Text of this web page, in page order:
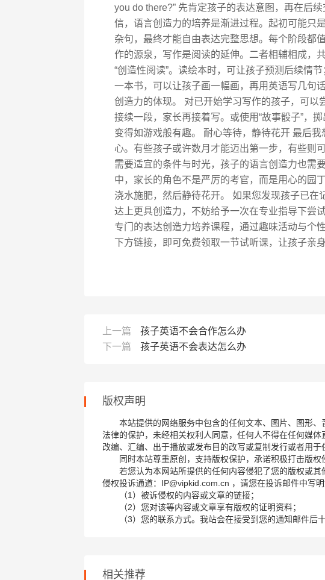
you do there?” 先肯定孩子的表达意图，再在后
信，语言创造力的培养是渐进过程。起初可能只
杂句，最终才能自由表达完整思想。每个阶段都
作的源泉，写作是阅读的延伸。二者相辅相成，
“创造性阅读”。读绘本时，可让孩子预测后续情
一本书，可以让孩子画一幅画，再用英语写几句
创造力的体现。 对已开始学习写作的孩子，可以
接续一段，家长再接着写。或使用“故事骰子”，
变得如游戏般有趣。 耐心等待，静待花开 最后
心。有些孩子或许数月才能迈出第一步，有些则
需要适宜的条件与时光，孩子的语言创造力也需
中，家长的角色不是严厉的考官，而是用心的园
浇水施肥，然后静待花开。 如果您发现孩子已在
达上更具创造力，不妨给予一次在专业指导下尝
专门的表达创造力培养课程，通过趣味活动与个
下方链接，即可免费领取一节试听课，让孩子亲
上一篇
孩子英语不会合作怎么办
下一篇
孩子英语不会表达怎么办
版权声明
本站提供的网络服务中包含的任何文本、图片、图形
法律的保护，未经相关权利人同意，任何人不得在任何媒体
改编、汇编、出于播放或发布目的改写或复制发行或者用于
同时本站尊重原创，支持版权保护，承诺积极打击版权
若您认为本网站所提供的任何内容侵犯了您的版权或其
侵权投诉通道：IP@vipkid.com.cn ，请您在投诉邮件中写明
（1）被诉侵权的内容或文章的链接；
（2）您对该等内容或文章享有版权的证明资料；
（3）您的联系方式。我站会在接受到您的通知邮件后
相关推荐